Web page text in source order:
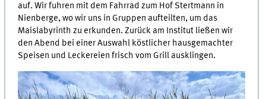
auf. Wir fuhren mit dem Fahrrad zum Hof ​​Stertmann in
Nienberge, wo wir uns in Gruppen aufteilten, um das
Maislabyrinth zu erkunden. Zurück am Institut ließen wir
den Abend bei einer Auswahl köstlicher hausgemachter
Speisen und Leckereien frisch vom Grill ausklingen.